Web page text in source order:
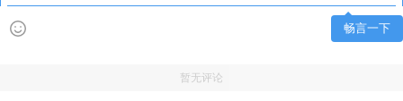
畅言一下
暂无评论